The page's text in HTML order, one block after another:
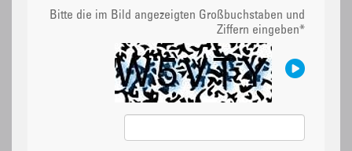
Bitte die im Bild angezeigten Großbuchstaben und
Ziffern eingeben*